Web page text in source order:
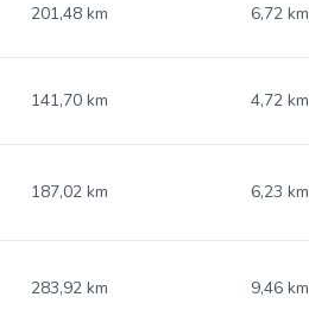
201,48 km 6,72 km
141,70 km 4,72 km
187,02 km 6,23 km
283,92 km 9,46 km